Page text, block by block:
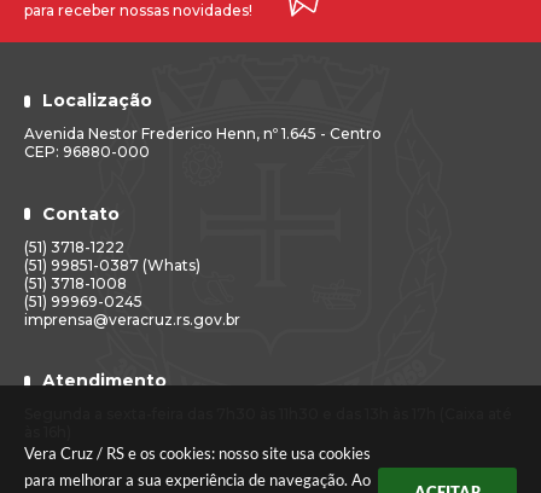
Vera Cruz / RS e os cookies: nosso site usa cookies
para melhorar a sua experiência de navegação. Ao
Localização
Avenida Nestor Frederico Henn, nº 1.645 - Centro
CEP: 96880-000
Contato
(51) 3718-1222
(51) 99851-0387 (Whats)
(51) 3718-1008
(51) 99969-0245
imprensa@veracruz.rs.gov.br
Atendimento
para receber nossas novidades!